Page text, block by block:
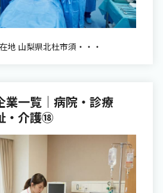
地 山梨県北杜市須・・・
業一覧｜病院・診療
・介護⑱